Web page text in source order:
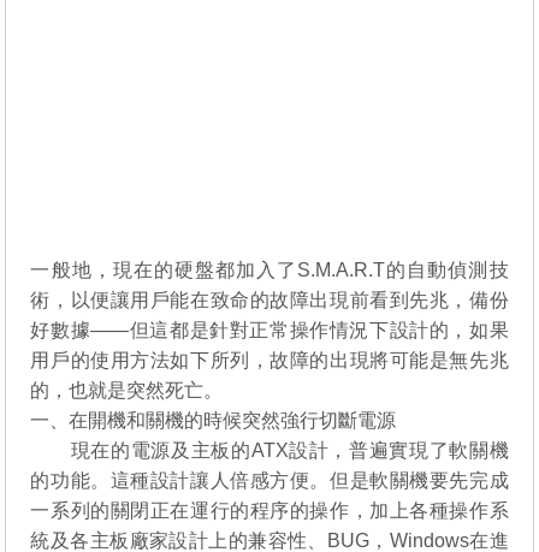
一般地，現在的硬盤都加入了S.M.A.R.T的自動偵測技
術，以便讓用戶能在致命的故障出現前看到先兆，備份
好數據——但這都是針對正常操作情況下設計的，如果
用戶的使用方法如下所列，故障的出現將可能是無先兆
的，也就是突然死亡。
一、在開機和關機的時候突然強行切斷電源
現在的電源及主板的ATX設計，普遍實現了軟關機
的功能。這種設計讓人倍感方便。但是軟關機要先完成
一系列的關閉正在運行的程序的操作，加上各種操作系
統及各主板廠家設計上的兼容性、BUG，Windows在進